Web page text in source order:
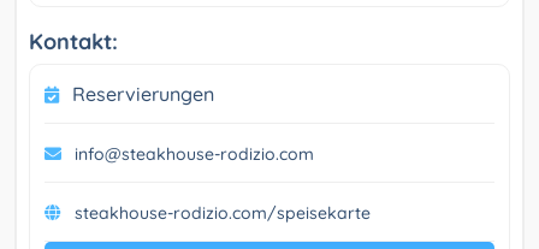
Kontakt:
Reservierungen
info@steakhouse-rodizio.com
steakhouse-rodizio.com/speisekarte